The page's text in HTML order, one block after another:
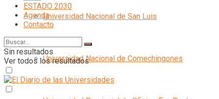
Universidad Nacional de San Luis
Universidad Nacional de Comechingones
ESTADO 2030
Agenda
Contacto
Sin resultados
Ver todos los resultados